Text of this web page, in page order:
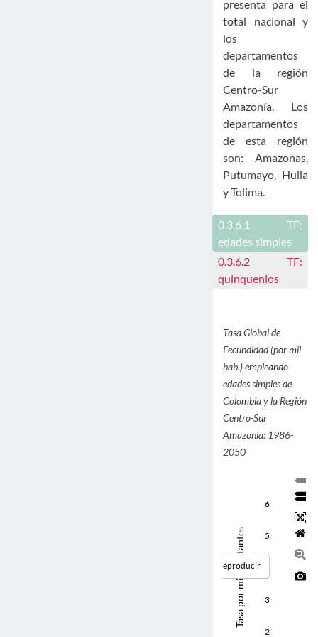
presenta para el
total nacional y
los
departamentos
de la región
Centro-Sur
Amazonía. Los
departamentos
de esta región
son: Amazonas,
Putumayo, Huila
y Tolima.
0.3.6.1
TF:
edades simples
0.3.6.2 TF:
quinquenios
2
3
5
6
Tasa por mil habitantes
Reproducir
Tasa Global de
Fecundidad (por mil
hab.) empleando
edades simples de
Colombia y la Región
Centro-Sur
Amazonía: 1986-
2050